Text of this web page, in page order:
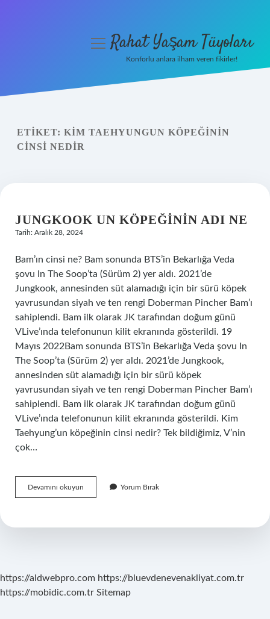
Yasal Uyarı
menüyüRahat Yaşam Tüyoları
Konforlu anlara ilham veren fikirler!
ETIKET: KIM TAEHYUNGUN KÖPEĞININ
CINSI NEDIR
JUNGKOOK UN KÖPEĞININ ADI NE
Tarih: Aralık 28, 2024
Bam’ın cinsi ne? Bam sonunda BTS’in Bekarlığa Veda
şovu In The Soop’ta (Sürüm 2) yer aldı. 2021’de
Jungkook, annesinden süt alamadığı için bir sürü köpek
yavrusundan siyah ve ten rengi Doberman Pincher Bam’ı
sahiplendi. Bam ilk olarak JK tarafından doğum günü
VLive’ında telefonunun kilit ekranında gösterildi. 19
Mayıs 2022Bam sonunda BTS’in Bekarlığa Veda şovu In
The Soop’ta (Sürüm 2) yer aldı. 2021’de Jungkook,
annesinden süt alamadığı için bir sürü köpek
yavrusundan siyah ve ten rengi Doberman Pincher Bam’ı
sahiplendi. Bam ilk olarak JK tarafından doğum günü
VLive’ında telefonunun kilit ekranında gösterildi. Kim
Taehyung’un köpeğinin cinsi nedir? Tek bildiğimiz, V’nin
çok…
Devamını okuyun Jungkook
Un
Ne
Yorum Bırak
https://aldwebpro.com https://bluevdenevenakliyat.com.tr
https://mobidic.com.tr Sitemap